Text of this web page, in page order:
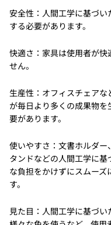
安全性：人間工学に基づ
する必要があります。
快適さ：家具は使用者が
せん。
生産性：オフィスチェア
が毎日より多くの成果物
要があります。
使いやすさ：文書ホルダ
タンドなどの人間工学に
な負担をかけずにスムー
す。
見た目：人間工学に基づ